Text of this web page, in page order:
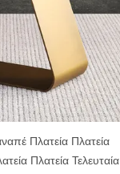
Πλατεία Πλατεία
Πλατεία Τελευταία